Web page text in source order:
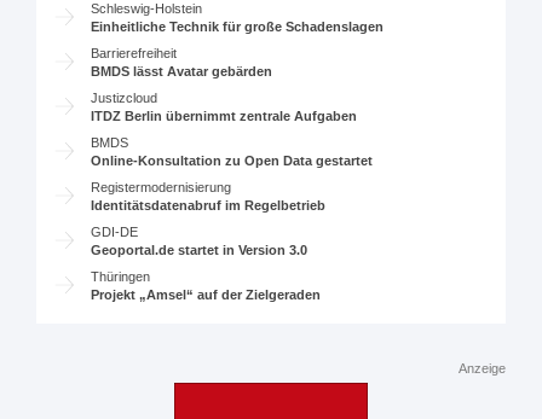
Schleswig-Holstein
Einheitliche Technik für große Schadenslagen
Barrierefreiheit
BMDS lässt Avatar gebärden
Justizcloud
ITDZ Berlin übernimmt zentrale Aufgaben
BMDS
Online-Konsultation zu Open Data gestartet
Registermodernisierung
Identitätsdatenabruf im Regelbetrieb
GDI-DE
Geoportal.de startet in Version 3.0
Thüringen
Projekt „Amsel“ auf der Zielgeraden
Anzeige